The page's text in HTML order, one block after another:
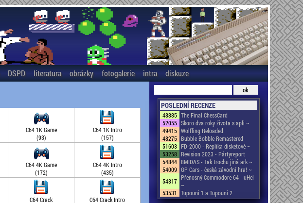
DSPD literatura obrázky fotogalerie intra diskuze
C64 1K Game
(93)
C64 1K Intro
(157)
C64 4K Game
(172)
C64 4K Intro
(435)
C64 Crack
C64 Crack Intro
POSLEDNÍ RECENZE
48885 The Final ChessCard
52055 Skoro dva roky života s apli ~
49415 Wolfling Reloaded
48275 Bubble Bobble Remastered
51603 FD-2000 - Replika disketové ~
53258 Revision 2023 - Pártyreport
54844 8MIDAS - Tak trochu jiná ark ~
54009 GP Cars - česká závodní hra! ~
54317 Přenosný Commodore 64 - uHel
~
53531
Tupouni 1 a Tupouni 2